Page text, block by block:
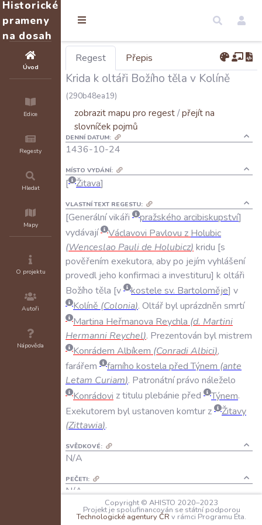
Historické
prameny
na dosah
Úvod
Edice
Regesty
Hledat
Mapy
O projektu
Autoři
Nápověda
Regest Přepis
Krida k oltáři Božího těla v Kolíně
(290b48ea19)
zobrazit mapu pro regest/přejít na
slovníček pojmů
DENNÍ DATUM:
1436-10-24
MÍSTO VYDÁNÍ:
Žitava
VLASTNÍ TEXT REGESTU:
Generálnívikáři pražského arcibiskupství
vydávají
Václavovi Pavlovu z Holubic
(Wenceslao Paulide Holubicz) kridu s
pověřením exekutora, abypo jejím vyhlášení
provedl jeho konfirmaci a investituru k oltáři
Božího těla v kostele sv. Bartoloměje v
Kolíně (Colonia). Oltářbyluprázdněn smrtí
Martina Heřmanova Reychla (d. Martini
Hermanni Reychel). Prezentován bylmistrem
Konrádem Albíkem (ConradiAlbici),
farářem
farního kostela před Týnem (ante
Letam Curiam). Patronátníprávo náleželo
Konrádovi ztitulu plebánie před Týnem.
Exekutorem bylustanoven komtur z
Žitavy
(Zittawia).
SVĚDKOVÉ:
N/A
PEČETI:
N/A
KANCELÁŘSKÉ POZNÁMKY:
Copyright © AHISTO 2020–2023
Projekt je spolufinancován se státní podporou
Technologické agentury ČR v rámci Programu Éta.